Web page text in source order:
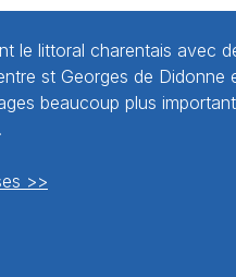
le littoral charentais avec
st Georges de Didonne
beaucoup plus
>>